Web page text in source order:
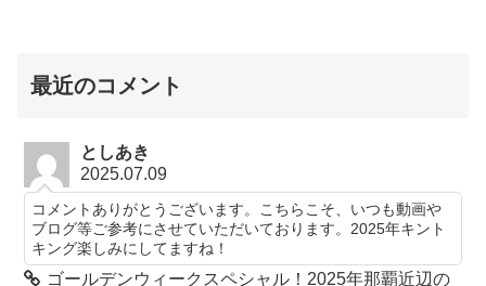
最近のコメント
としあき
2025.07.09
コメントありがとうございます。こちらこそ、いつも動画や
ブログ等ご参考にさせていただいております。2025年キント
キング楽しみにしてますね！
ゴールデンウィークスペシャル！2025年那覇近辺の